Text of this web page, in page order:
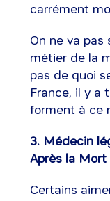
carrément
On ne va pas
métier de la
pas de quoi
France, il y a
forment à ce
3. Médecin
Après la Mort
Certains